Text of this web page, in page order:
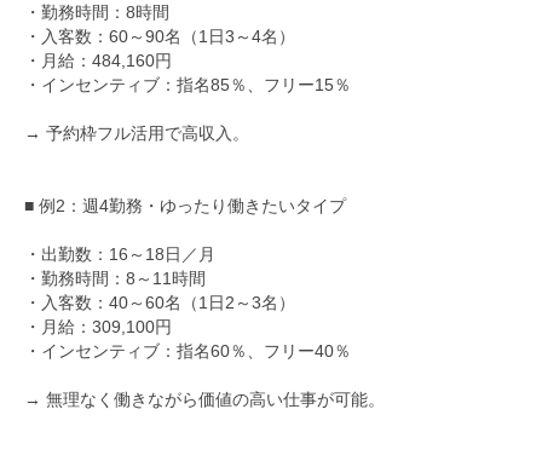
・勤務時間：8時間
・入客数：60～90名（1日3～4名）
・月給：484,160円
・インセンティブ：指名85％、フリー15％
→ 予約枠フル活用で高収入。
■ 例2：週4勤務・ゆったり働きたいタイプ
・出勤数：16～18日／月
・勤務時間：8～11時間
・入客数：40～60名（1日2～3名）
・月給：309,100円
・インセンティブ：指名60％、フリー40％
→ 無理なく働きながら価値の高い仕事が可能。